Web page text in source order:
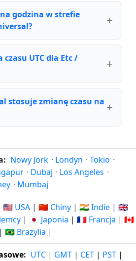
godzina w strefie
czasu UTC dla Etc /
stosuje zmianę czasu na
Nowy Jork · Londyn · Tokio ·
· Dubaj · Los Angeles ·
· Mumbaj
🇺🇸 USA | 🇨🇳 Chiny | 🇮🇳 Indie | 🇬🇧
| 🇯🇵 Japonia | 🇫🇷 Francja | 🇨🇦
| 🇧🇷 Brazylia |
: UTC | GMT | CET | PST |